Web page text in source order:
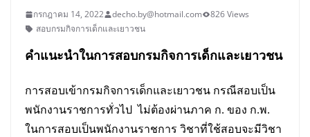
กรกฎาคม 14, 2022 decho.by@hotmail.com
826 Views
สอบกรมกิจการเด็กและเยาวชน
คำแนะนำในการสอบกรมกิจการเด็กและเยาวชน
การสอบเข้ากรมกิจการเด็กและเยาวชน กรณีสอบเป็น
พนักงานราชการทั่วไป ไม่ต้องผ่านภาค ก. ของ ก.พ.
ในการสอบเป็นพนักงานราชการ วิชาที่ใช้สอบจะมีวิชา